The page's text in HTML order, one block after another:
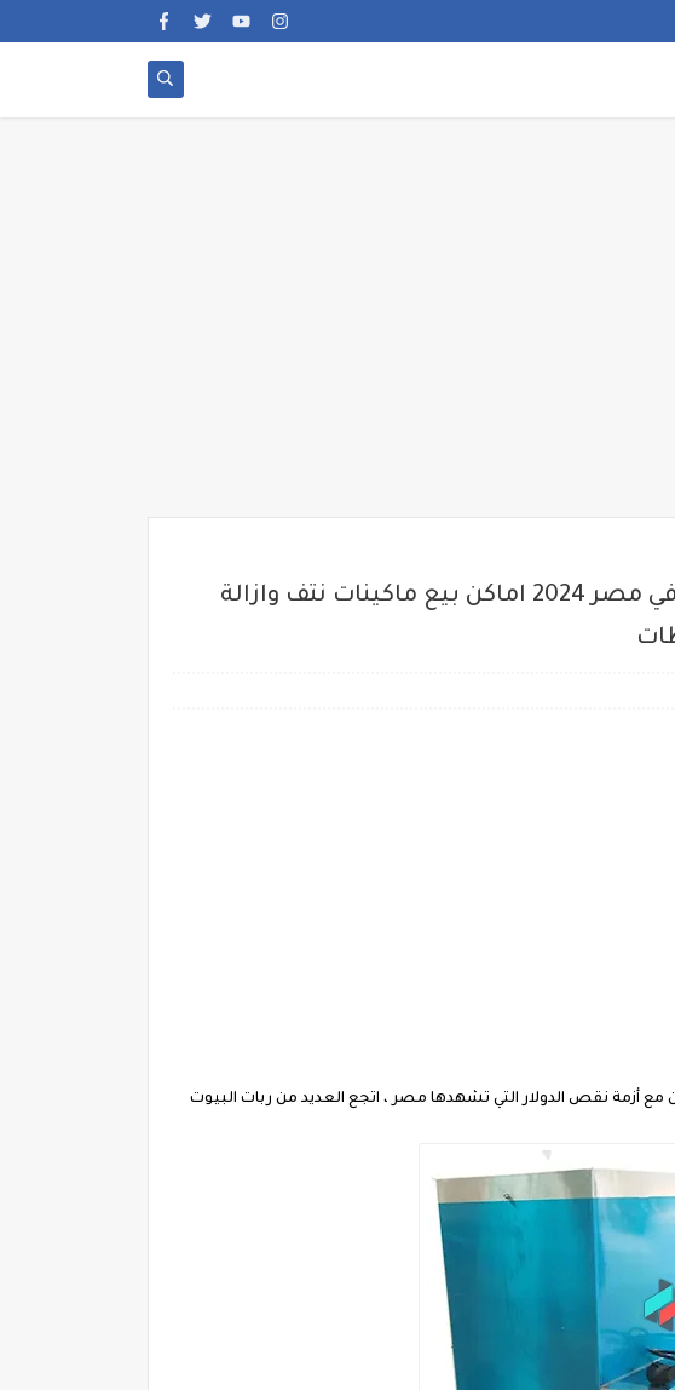
سعر رياشة تنظيف الفراخ "القادوس" أسعار ماكينة تنظيف الفراخ والبط في مصر 2024 اماكن بيع ماكينات نتف وازالة
مع أزمة نقص الدولار التي تشهدها مصر ، اتجع العديد من ربات البيوت